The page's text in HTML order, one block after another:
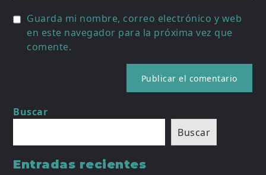
Guarda mi nombre, correo electrónico y web
en este navegador para la próxima vez que
comente.
Buscar
Buscar
Entradas recientes